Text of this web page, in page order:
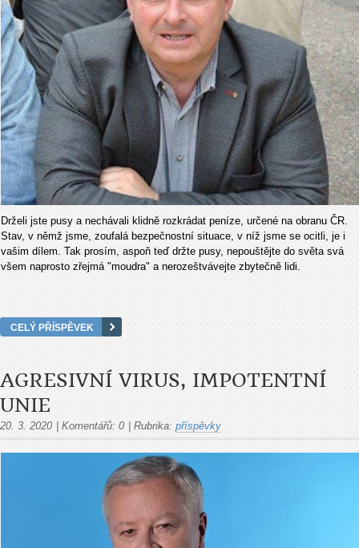
Drželi jste pusy a nechávali klidně rozkrádat peníze, určené na obranu ČR.
Stav, v němž jsme, zoufalá bezpečnostní situace, v níž jsme se ocitli, je i
vašim dílem. Tak prosím, aspoň teď držte pusy, nepouštějte do světa svá
všem naprosto zřejmá "moudra" a nerozeštvávejte zbytečně lidi.
CELÝ PŘÍSPĚVEK
AGRESIVNÍ VIRUS, IMPOTENTNÍ
UNIE
20. 3. 2020 | Komentářů: 0 | Rubrika: příspěvky